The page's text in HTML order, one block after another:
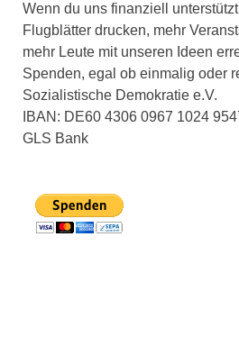
Wenn du uns finanziell
Flugblätter drucken, mehr
mehr Leute mit unseren Ideen
Spenden, egal ob einmalig oder
Sozialistische Demokratie e.V.
IBAN: DE60 4306 0967 1024
GLS Bank